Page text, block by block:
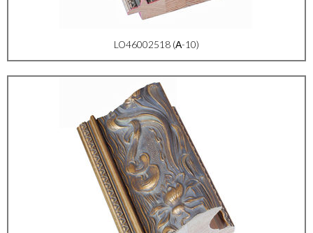
LO46002518 (А-10)